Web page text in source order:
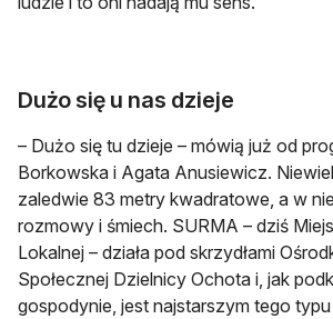
Dużo się u nas dzieje
– Dużo się tu dzieje – mówią już od
Borkowska i Agata Anusiewicz.
zaledwie 83 metry kwadratowe, a w
rozmowy i śmiech. SURMA – dziś
Lokalnej – działa pod skrzydłami
Społecznej Dzielnicy Ochota i, jak
gospodynie, jest najstarszym tego